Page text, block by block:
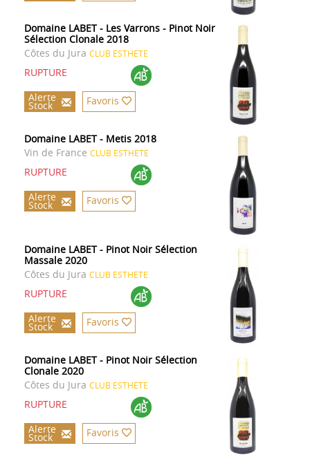
Domaine LABET - Les Varrons - Pinot Noir
Sélection Clonale 2018
Côtes du Jura CLUB ESTHETE
RUPTURE
Alerte
Stock Favoris
Domaine LABET - Metis 2018
Vin de France CLUB ESTHETE
RUPTURE
Alerte
Stock Favoris
Domaine LABET - Pinot Noir Sélection
Massale 2020
Côtes du Jura CLUB ESTHETE
RUPTURE
Alerte
Stock Favoris
Domaine LABET - Pinot Noir Sélection
Clonale 2020
Côtes du Jura CLUB ESTHETE
RUPTURE
Alerte
Stock Favoris